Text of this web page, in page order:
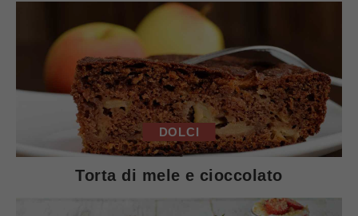
DOLCI
Torta di mele e cioccolato